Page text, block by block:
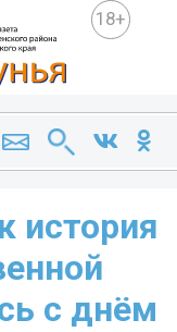
18+
история
с днём